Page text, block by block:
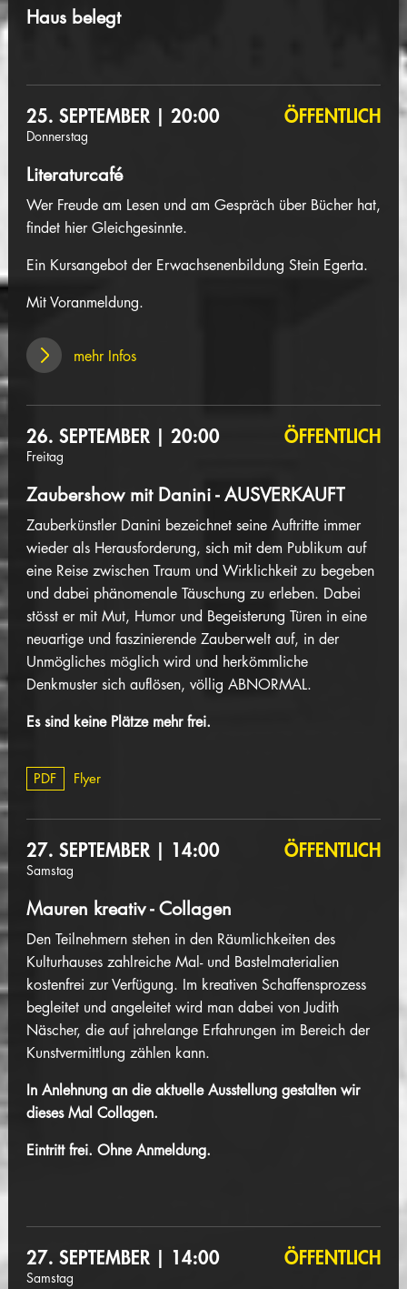
Haus belegt
25. SEPTEMBER | 20:00
Donnerstag
ÖFFENTLICH
Literaturcafé
Wer Freude am Lesen und am Gespräch über Bücher hat,
findet hier Gleichgesinnte.
Ein Kursangebot der Erwachsenenbildung Stein Egerta.
Mit Voranmeldung.
mehr Infos
26. SEPTEMBER | 20:00
Freitag
ÖFFENTLICH
Zaubershow mit Danini - AUSVERKAUFT
Zauberkünstler Danini bezeichnet seine Auftritte immer
wieder als Herausforderung, sich mit dem Publikum auf
eine Reise zwischen Traum und Wirklichkeit zu begeben
und dabei phänomenale Täuschung zu erleben. Dabei
stösst er mit Mut, Humor und Begeisterung Türen in eine
neuartige und faszinierende Zauberwelt auf, in der
Unmögliches möglich wird und herkömmliche
Denkmuster sich auflösen, völlig ABNORMAL.
Es sind keine Plätze mehr frei.
PDF Flyer
27. SEPTEMBER | 14:00
Samstag
ÖFFENTLICH
Mauren kreativ - Collagen
Den Teilnehmern stehen in den Räumlichkeiten des
Kulturhauses zahlreiche Mal- und Bastelmaterialien
kostenfrei zur Verfügung. Im kreativen Schaffensprozess
begleitet und angeleitet wird man dabei von Judith
Näscher, die auf jahrelange Erfahrungen im Bereich der
Kunstvermittlung zählen kann.
In Anlehnung an die aktuelle Ausstellung gestalten wir
dieses Mal Collagen.
Eintritt frei. Ohne Anmeldung.
27. SEPTEMBER | 14:00
Samstag
ÖFFENTLICH